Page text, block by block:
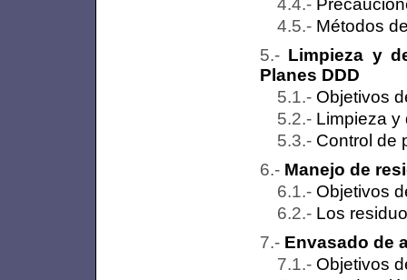
Métodos
Limpieza y
Planes DDD
Objetivos
Limpieza y
Control de
Manejo de
Objetivos
Los
Envasado de
Objetivos